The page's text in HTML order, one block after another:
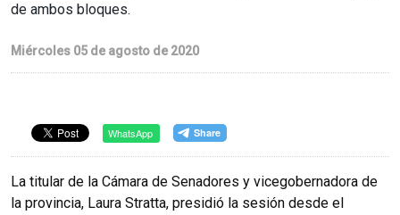
de ambos bloques.
Miércoles 05 de agosto de 2020
WhatsApp
La titular de la Cámara de Senadores y vicegobernadora de
la provincia, Laura Stratta, presidió la sesión desde el